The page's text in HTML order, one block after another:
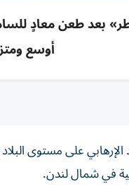
بعد طعن معادٍ
أوسع
‌على مستوى
في ​شمال لندن.